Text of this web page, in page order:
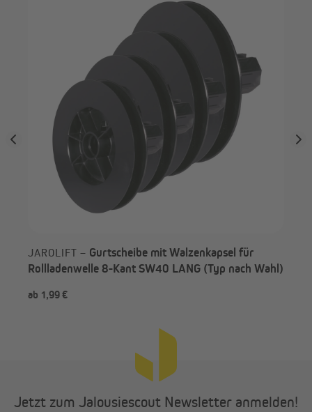
JAROLIFT – Gurtscheibe mit Walzenkapsel für
Rollladenwelle 8-Kant SW40 LANG (Typ nach Wahl)
ab 1,99 €
Jetzt zum Jalousiescout Newsletter anmelden!